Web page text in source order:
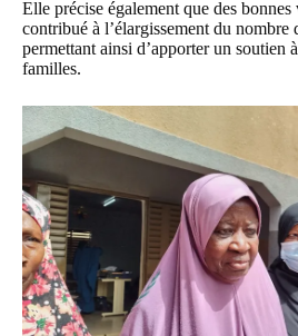
Elle précise également que des
contribué à l’élargissement du nombre
permettant ainsi d’apporter un soutien
familles.